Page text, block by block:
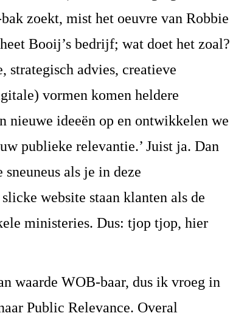
zoekt, mist het oeuvre van Robbie
Booij’s bedrijf; wat doet het zoal?
strategisch advies, creatieve
vormen komen heldere
nieuwe ideeën op en ontwikkelen we
publieke relevantie.’ Juist ja. Dan
als je in deze
website staan klanten als de
ministeries. Dus: tjop tjop, hier
waarde WOB-baar, dus ik vroeg in
Public Relevance. Overal